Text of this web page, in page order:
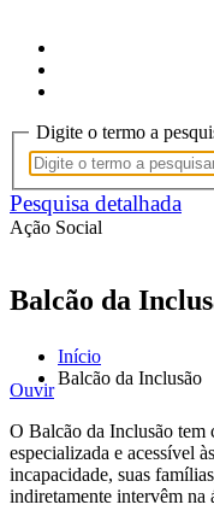
Digite o termo a
Pesquisa detalhada
Ação Social
Balcão da
Início
Balcão da Inclusão
Ouvir
O Balcão da Inclusão tem
especializada e acessível
incapacidade, suas
indiretamente intervêm na